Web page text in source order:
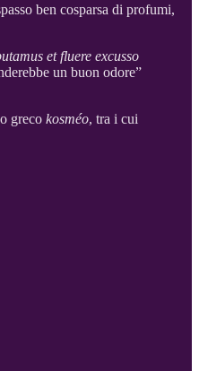
ben cosparsa di profumi,
et fluere excusso
un buon odore”
greco kosméo, tra i cui